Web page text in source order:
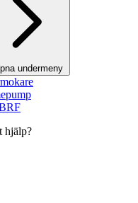
undermeny
hjälp?